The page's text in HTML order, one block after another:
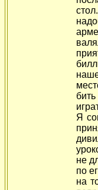
Я
не
по
на